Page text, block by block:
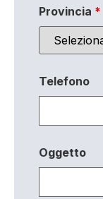
Provincia *
Telefono
Oggetto